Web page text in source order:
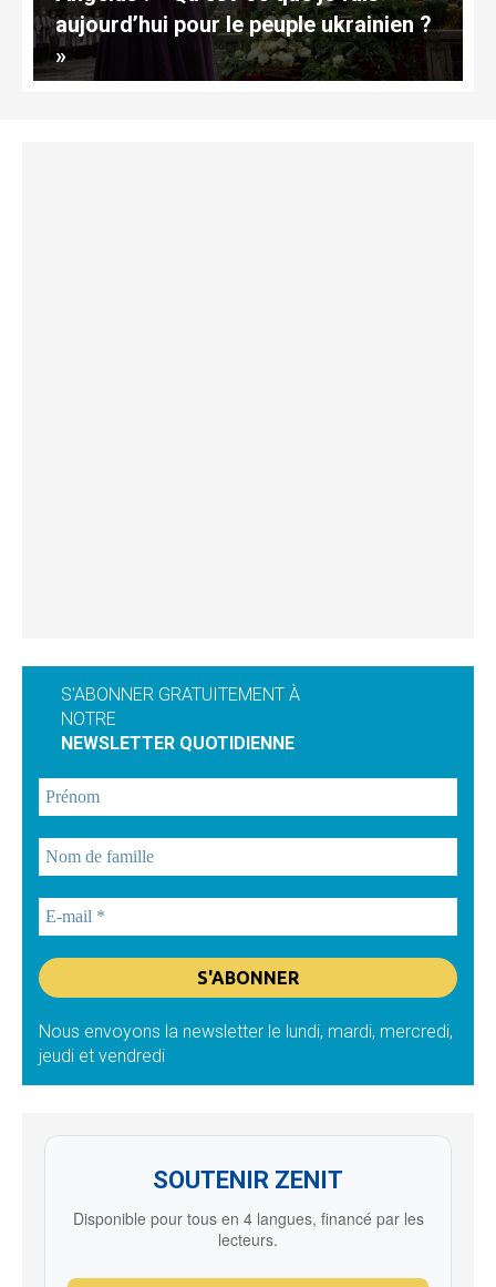
aujourd’hui pour le peuple ukrainien ?
»
S'ABONNER GRATUITEMENT À
NOTRE
NEWSLETTER QUOTIDIENNE
Nous envoyons la newsletter le lundi, mardi, mercredi,
jeudi et vendredi
SOUTENIR ZENIT
Disponible pour tous en 4 langues, financé par les
lecteurs.